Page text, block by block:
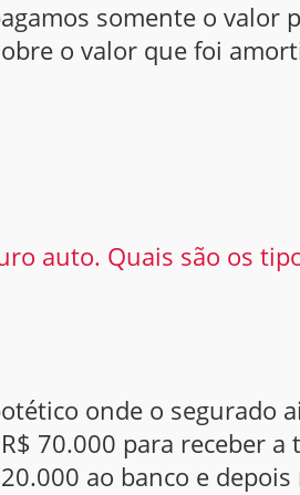
somente o valor
o valor que foi
auto. Quais são os
onde o segurado
70.000 para receber
ao banco e